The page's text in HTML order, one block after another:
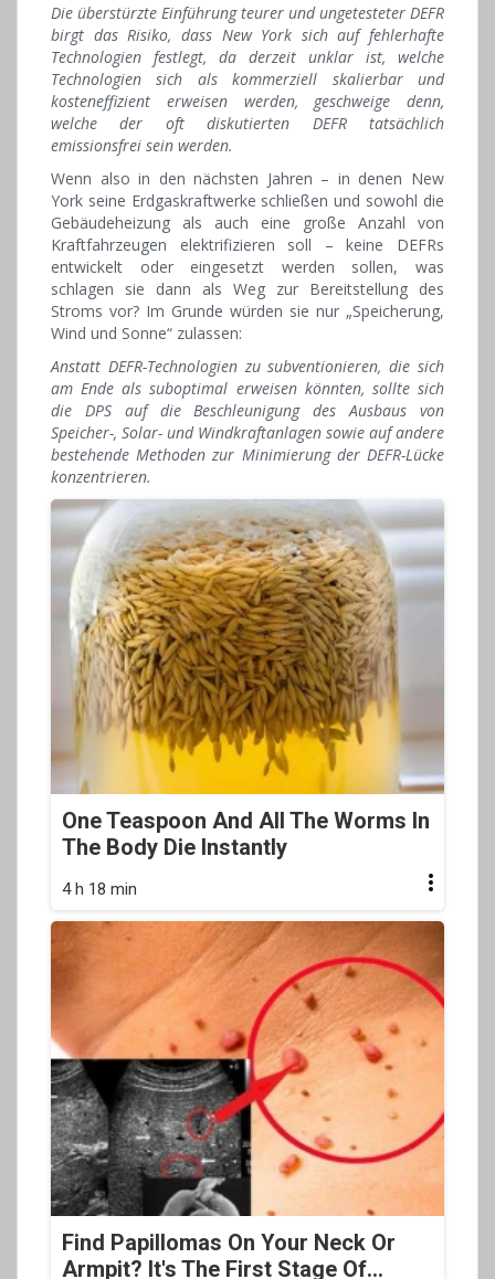
Die überstürzte Einführung teurer und ungetesteter DEFR
birgt das Risiko, dass New York sich auf fehlerhafte
Technologien festlegt, da derzeit unklar ist, welche
Technologien sich als kommerziell skalierbar und
kosteneffizient erweisen werden, geschweige denn,
welche der oft diskutierten DEFR tatsächlich
emissionsfrei sein werden.
Wenn also in den nächsten Jahren – in denen New
York seine Erdgaskraftwerke schließen und sowohl die
Gebäudeheizung als auch eine große Anzahl von
Kraftfahrzeugen elektrifizieren soll – keine DEFRs
entwickelt oder eingesetzt werden sollen, was
schlagen sie dann als Weg zur Bereitstellung des
Stroms vor? Im Grunde würden sie nur „Speicherung,
Wind und Sonne“ zulassen:
Anstatt DEFR-Technologien zu subventionieren, die sich
am Ende als suboptimal erweisen könnten, sollte sich
die DPS auf die Beschleunigung des Ausbaus von
Speicher-, Solar- und Windkraftanlagen sowie auf andere
bestehende Methoden zur Minimierung der DEFR-Lücke
konzentrieren.
One Teaspoon And All The Worms In
The Body Die Instantly
4 h 18 min
Find Papillomas On Your Neck Or
Armpit? It's The First Stage Of...